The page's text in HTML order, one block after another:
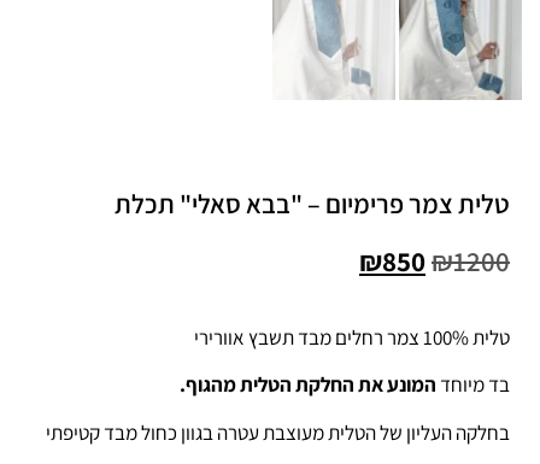
טלית צמר פרימיום – "בבא סאלי" תכלת
₪1200
₪850
טלית 100% צמר רחלים מבד תשבץ אוורירי
בד מיוחד המונע את החלקת הטלית מהגוף.
בחלקה העליון של הטלית מעוצבת עטרה בגוון כחול מבד קטיפתי